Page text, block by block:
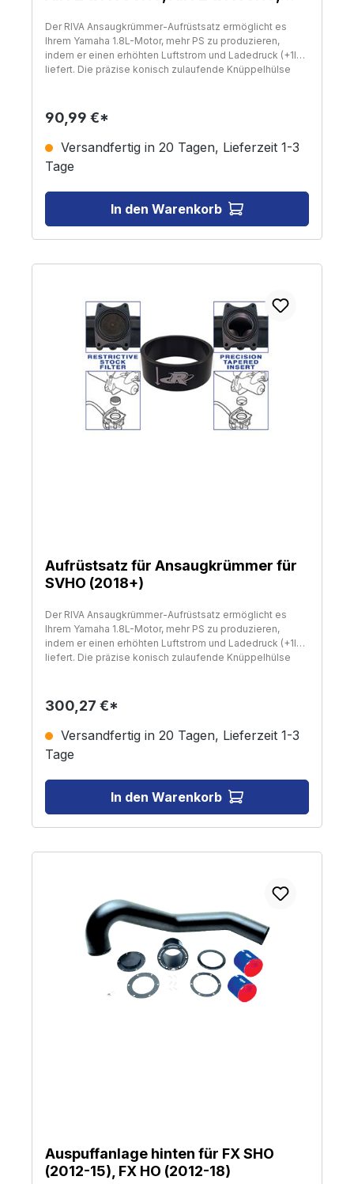
Der RIVA Ansaugkrümmer-Aufrüstsatz ermöglicht es
Ihrem Yamaha 1.8L-Motor, mehr PS zu produzieren,
indem er einen erhöhten Luftstrom und Ladedruck (+1lb)
liefert. Die präzise konisch zulaufende Knüppelhülse
und einen Zug im mittleren Bereich durch schnelle und
einfache Installation. Enthält eine detaillierte
Installationsanleitung.
90,99 €*
Versandfertig in 20 Tagen, Lieferzeit 1-3
Tage
In den Warenkorb
Aufrüstsatz für Ansaugkrümmer für
SVHO (2018+)
Der RIVA Ansaugkrümmer-Aufrüstsatz ermöglicht es
Ihrem Yamaha 1.8L-Motor, mehr PS zu produzieren,
indem er einen erhöhten Luftstrom und Ladedruck (+1lb)
liefert. Die präzise konisch zulaufende Knüppelhülse
und einen Zug im mittleren Bereich durch schnelle und
einfache Installation. Enthält eine detaillierte
Installationsanleitung.
300,27 €*
Versandfertig in 20 Tagen, Lieferzeit 1-3
Tage
In den Warenkorb
Auspuffanlage hinten für FX SHO
(2012-15), FX HO (2012-18)